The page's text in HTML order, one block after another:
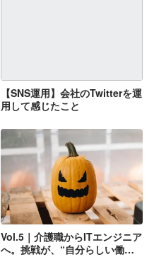
【SNS運用】会社のTwitterを運
用して感じたこと
Vol.5｜介護職からITエンジニア
へ。挑戦が、“自分らしい働き